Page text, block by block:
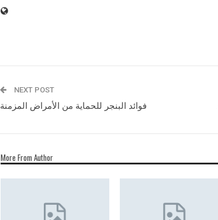
NEXT POST
فوائد البنجر للحماية من الأمراض المزمنة
More From Author